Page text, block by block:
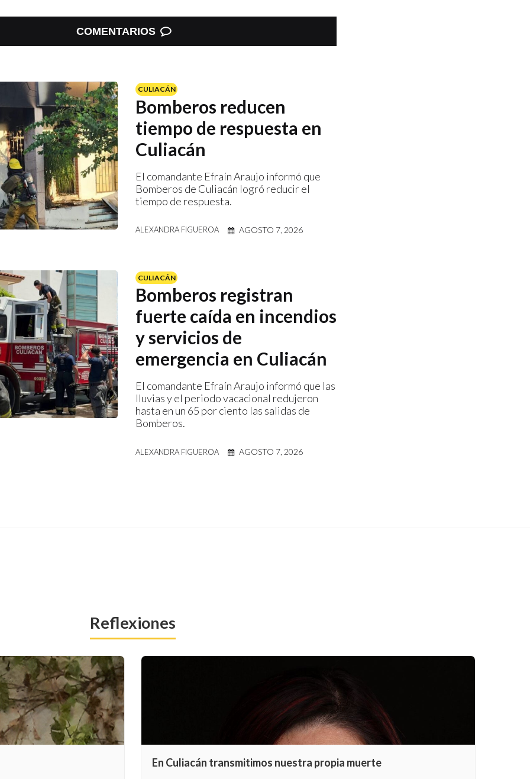
COMENTARIOS
CULIACÁN
Bomberos reducen
tiempo de respuesta en
Culiacán
El comandante Efraín Araujo informó que
Bomberos de Culiacán logró reducir el
tiempo de respuesta.
ALEXANDRA FIGUEROA AGOSTO 7, 2026
CULIACÁN
Bomberos registran
fuerte caída en incendios
y servicios de
emergencia en Culiacán
El comandante Efraín Araujo informó que las
lluvias y el periodo vacacional redujeron
hasta en un 65 por ciento las salidas de
Bomberos.
ALEXANDRA FIGUEROA AGOSTO 7, 2026
Reflexiones
En Culiacán transmitimos nuestra propia muerte